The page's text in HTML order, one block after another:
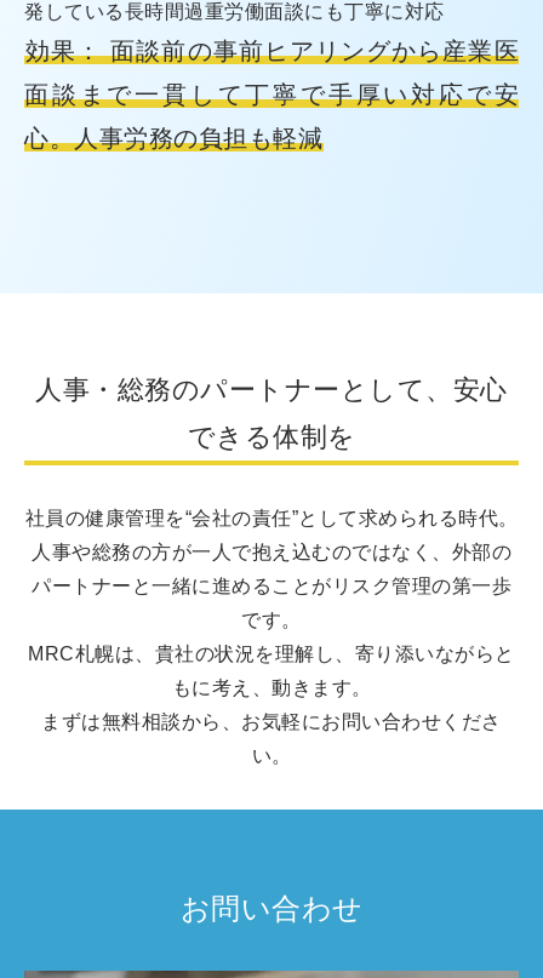
発している長時間過重労働面談にも丁寧に対応
効果： 面談前の事前ヒアリングから産業医
面談まで一貫して丁寧で手厚い対応で安
心。人事労務の負担も軽減
人事・総務のパートナーとして、安心
できる体制を
社員の健康管理を“会社の責任”として求められる時代。
人事や総務の方が一人で抱え込むのではなく、外部の
パートナーと一緒に進めることがリスク管理の第一歩
です。
MRC札幌は、貴社の状況を理解し、寄り添いながらと
もに考え、動きます。
まずは無料相談から、お気軽にお問い合わせくださ
い。
お問い合わせ